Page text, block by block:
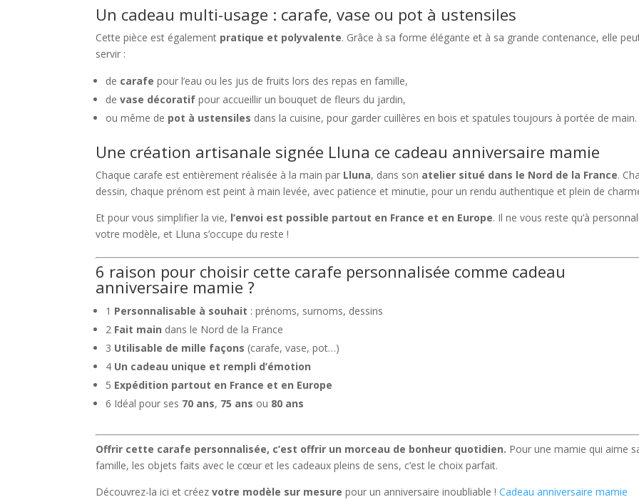
Un cadeau multi-usage : carafe, vase ou pot à ustensiles
Cette pièce est également pratique et polyvalente. Grâce à sa forme élégante et à sa grande contenance, elle
servir :
de carafe pour l’eau ou les jus de fruits lors des repas en famille,
devase décoratif pour accueillir un bouquet de fleurs du jardin,
ou même de pot à ustensiles dans la cuisine, pour garder cuillères en bois et spatules toujours à portée de main.
Une création artisanale signée Lluna ce cadeau anniversaire mamie
Chaque carafe est entièrement réalisée à la main par Lluna, dans son atelier situé dans le Nord de la France.
dessin, chaque prénom est peint à main levée, avec patience et minutie, pour un rendu authentique et plein de
Et pour vous simplifier la vie, l’envoi est possible partout en France et en Europe. Il ne vous reste qu’à
votre modèle, et Lluna s’occupe du reste !
6 raison pour choisir cette carafe personnalisée comme cadeau
anniversaire mamie ?
1 Personnalisable à souhait : prénoms, surnoms, dessins
2 Fait main dans le Nord de la France
3 Utilisable de mille façons (carafe, vase, pot…)
4 Un cadeau unique et rempli d’émotion
5 Expédition partout en France et en Europe
6 Idéal pour ses 70 ans, 75 ans ou 80 ans
Offrir cette carafe personnalisée, c’est offrir un morceau de bonheur quotidien. Pour une mamie qui aime
famille, les objets faits avec le cœur et les cadeaux pleins de sens, c’est le choix parfait.
Découvrez-la ici et créezvotre modèle sur mesure pour un anniversaire inoubliable !Cadeau anniversaire mamie